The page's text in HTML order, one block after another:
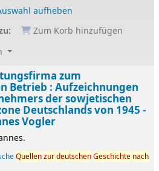
aufheben
Zum Korb hinzufügen
zum
Betrieb : Aufzeichnungen
der sowjetischen
Deutschlands von 1945 -
Vogler
QuellenzurdeutschenGeschichte nach